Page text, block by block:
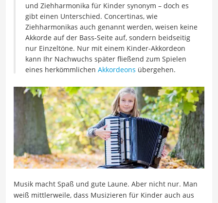
und Ziehharmonika für Kinder synonym – doch es
gibt einen Unterschied. Concertinas, wie
Ziehharmonikas auch genannt werden, weisen keine
Akkorde auf der Bass-Seite auf, sondern beidseitig
nur Einzeltöne. Nur mit einem Kinder-Akkordeon
kann Ihr Nachwuchs später fließend zum Spielen
eines herkömmlichen Akkordeons übergehen.
Musik macht Spaß und gute Laune. Aber nicht nur. Man
weiß mittlerweile, dass Musizieren für Kinder auch aus